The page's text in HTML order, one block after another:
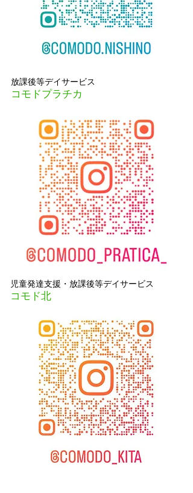
放課後等デイサービス
コモドプラチカ
児童発達支援・放課後等デイサービス
コモド北